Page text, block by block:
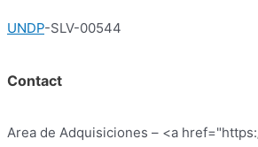
UNDP-SLV-00544
Contact
Area de Adquisiciones – <a